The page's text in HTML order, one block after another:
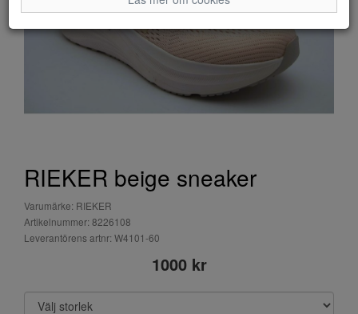
RIEKER beige sneaker
Varumärke: RIEKER
Artikelnummer: 8226108
Leverantörens artnr: W4101-60
1000 kr